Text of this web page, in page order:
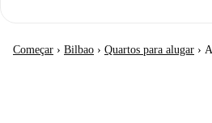
Começar › Bilbao › Quartos para alugar ›